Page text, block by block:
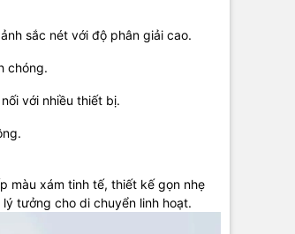
sắc nét với độ phân giải cao.
chóng.
với nhiều thiết bị.
màu xám tinh tế, thiết kế gọn nhẹ
tưởng cho di chuyển linh hoạt.